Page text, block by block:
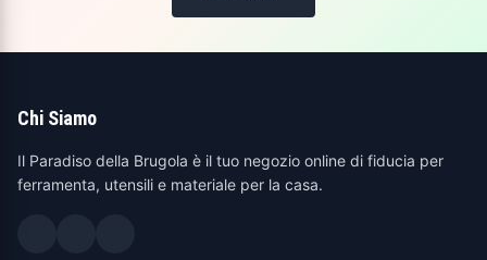
Chi Siamo
Il Paradiso della Brugola è il tuo negozio online di fiducia per
ferramenta, utensili e materiale per la casa.